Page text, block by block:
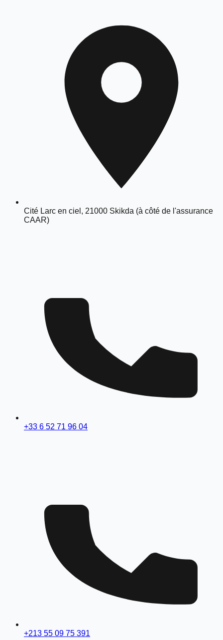
Cité Larc en ciel, 21000 Skikda (à côté de l'assurance
CAAR)
+33 6 52 71 96 04
+213 55 09 75 391